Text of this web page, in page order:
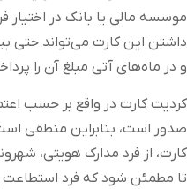
موسسه مالی یا بانک در اختیار
داشتن این کارت می‌تواند حتی
و در ماه‌های آتی مبلغ آن را
کردیت کارت در واقع بر حسب
صدور است، بنابراین منطقی
کارت، از فرد مدارک هویتی،
تا مطمئن شود که فرد استطاعت